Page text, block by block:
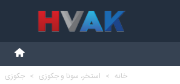
خانه > استخر، سونا و جکوزی > جکوزی